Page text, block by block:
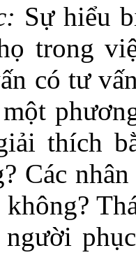
Sự hiểu
trong
có tư
thích
Các